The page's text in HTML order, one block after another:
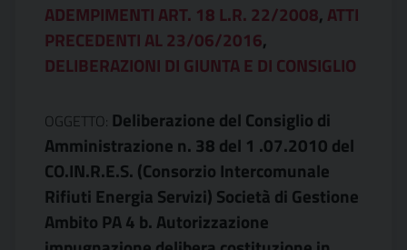
ADEMPIMENTI ART. 18 L.R. 22/2008, ATTI
PRECEDENTI AL 23/06/2016,
DELIBERAZIONI DI GIUNTA E DI CONSIGLIO
OGGETTO: Deliberazione del Consiglio di
Amministrazione n. 38 del 1 .07.2010 del
CO.IN.R.E.S. (Consorzio Intercomunale
Rifiuti Energia Servizi) Società di Gestione
Ambito PA 4 b. Autorizzazione